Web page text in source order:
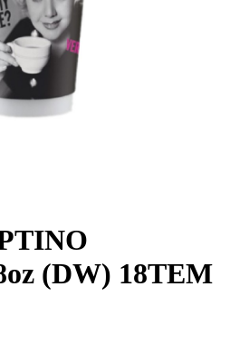
(DW) 18ΤΕΜ